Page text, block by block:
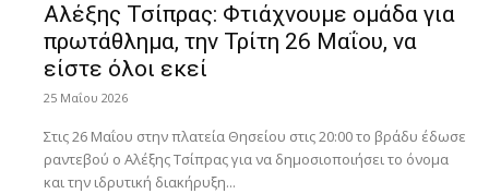
Αλέξης Τσίπρας: Φτιάχνουμε ομάδα για
πρωτάθλημα, την Τρίτη 26 Μαΐου, να
είστε όλοι εκεί
25 Μαΐου 2026
Στις 26 Μαΐου στην πλατεία Θησείου στις 20:00 το βράδυ έδωσε
ραντεβού ο Αλέξης Τσίπρας για να δημοσιοποιήσει το όνομα
και την ιδρυτική διακήρυξη...